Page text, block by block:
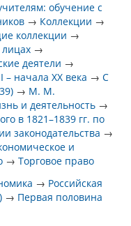
обучение с
→ Коллекции →
коллекции →
лицах →
деятели →
– начала XX века →С
→ М. М.
и деятельность →
в 1821–1839 гг. по
законодательства →
и
→Торговое право
→ Российская
→ Первая половина